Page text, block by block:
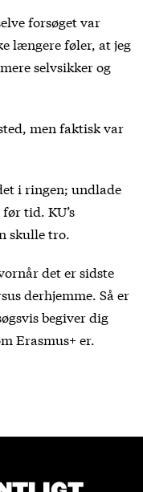
forsøget var
længere føler, at jeg
selvsikker og
men faktisk var
i ringen; undlade
tid. KU’s
skulle tro.
det er sidste
derhjemme. Så er
begiver dig
Erasmus+ er.